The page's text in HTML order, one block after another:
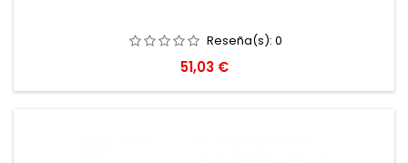
Reseña(s): 0
Precio
51,03 €